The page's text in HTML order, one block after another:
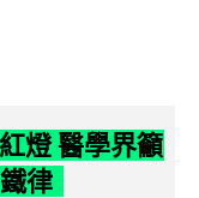
燈 醫學界籲
律